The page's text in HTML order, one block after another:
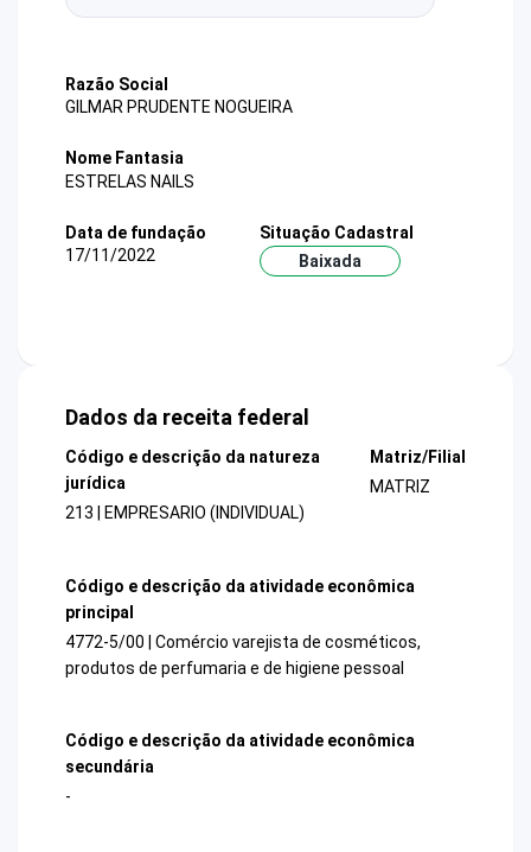
Razão Social
GILMAR PRUDENTE NOGUEIRA
Nome Fantasia
ESTRELAS NAILS
Data de fundação
17/11/2022
Situação Cadastral
Baixada
Dados da receita federal
Código e descrição da natureza
jurídica
213 | EMPRESARIO (INDIVIDUAL)
Matriz/Filial
MATRIZ
Código e descrição da atividade econômica
principal
4772-5/00 | Comércio varejista de cosméticos,
produtos de perfumaria e de higiene pessoal
Código e descrição da atividade econômica
secundária
-